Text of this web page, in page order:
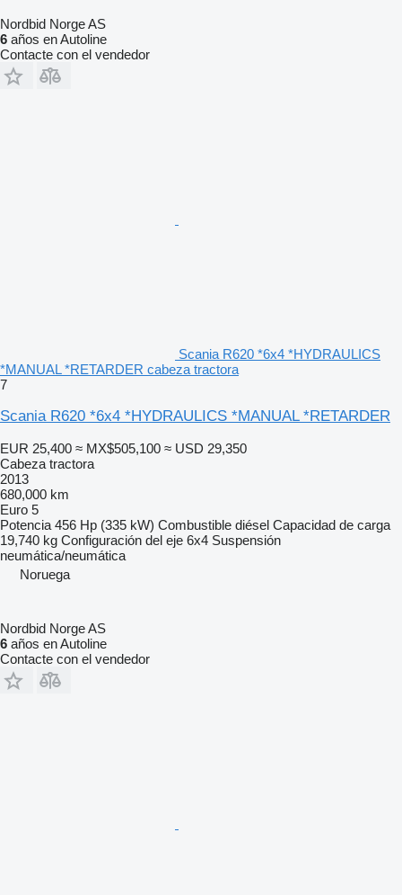
Nordbid Norge AS
6 años en Autoline
Contacte con el vendedor
Scania R620 *6x4 *HYDRAULICS
*MANUAL *RETARDER cabeza tractora
7
Scania R620 *6x4 *HYDRAULICS *MANUAL *RETARDER
EUR 25,400 ≈ MX$505,100 ≈ USD 29,350
Cabeza tractora
2013
680,000 km
Euro 5
Potencia 456 Hp (335 kW) Combustible diésel Capacidad de carga
19,740 kg Configuración del eje 6x4 Suspensión
neumática/neumática
Noruega
Nordbid Norge AS
6 años en Autoline
Contacte con el vendedor